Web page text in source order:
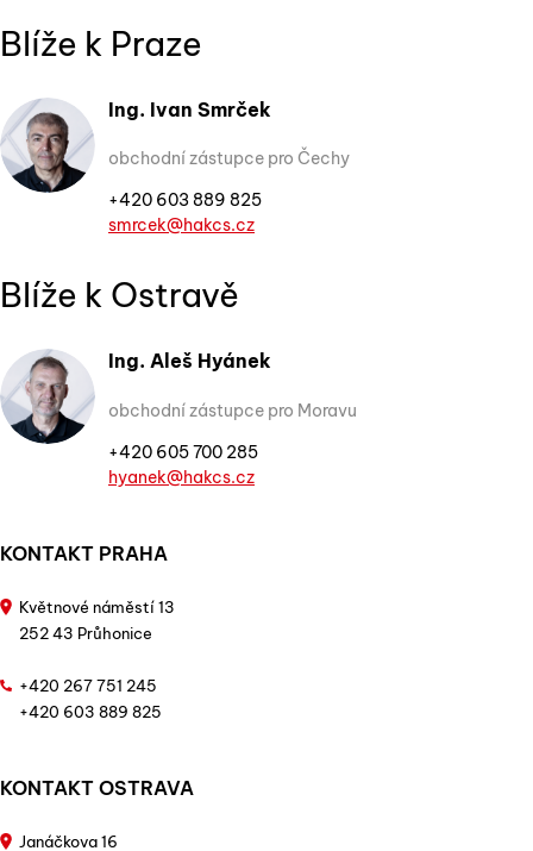
Blíže k Praze
Ing. Ivan Smrček
obchodní zástupce pro Čechy
+420 603 889 825
smrcek@hakcs.cz
Blíže k Ostravě
Ing. Aleš Hyánek
obchodní zástupce pro Moravu
+420 605 700 285
hyanek@hakcs.cz
KONTAKT PRAHA
Květnové náměstí 13
252 43 Průhonice
+420 267 751 245
+420 603 889 825
KONTAKT OSTRAVA
Janáčkova 16